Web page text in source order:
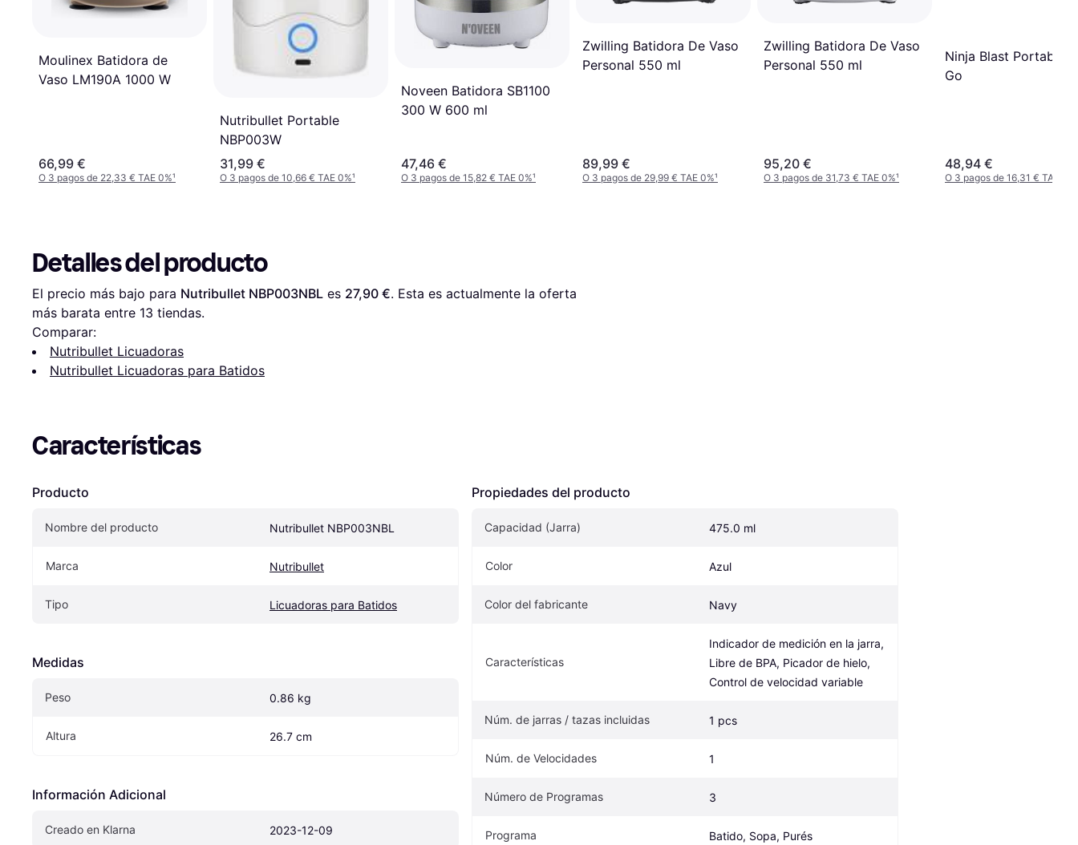
Moulinex Batidora de
Vaso LM190A 1000 W
66,99 €
O 3 pagos de 22,33 € TAE 0%¹
Nutribullet Portable
NBP003W
31,99 €
O 3 pagos de 10,66 € TAE 0%¹
Noveen Batidora SB1100
300 W 600 ml
47,46 €
O 3 pagos de 15,82 € TAE 0%¹
Zwilling Batidora De Vaso
Personal 550 ml
89,99 €
O 3 pagos de 29,99 € TAE 0%¹
Zwilling Batidora De Vaso
Personal 550 ml
95,20 €
O 3 pagos de 31,73 € TAE 0%¹
Ninja Blast Portable
Go
48,94 €
O 3 pagos de 16,31 € TAE 0%
Detalles del producto
El precio más bajo para Nutribullet NBP003NBL es 27,90 €. Esta es actualmente la oferta
más barata entre 13 tiendas.
Comparar:
Nutribullet Licuadoras
Nutribullet Licuadoras para Batidos
Características
Producto
Nombre del producto Nutribullet NBP003NBL
Marca Nutribullet
Tipo Licuadoras para Batidos
Medidas
Peso 0.86 kg
Altura 26.7 cm
Información Adicional
Creado en Klarna 2023-12-09
Propiedades del producto
Capacidad (Jarra) 475.0 ml
Color Azul
Color del fabricante Navy
Características
Indicador de medición en la jarra,
Libre de BPA, Picador de hielo,
Control de velocidad variable
Núm. de jarras / tazas incluidas 1 pcs
Núm. de Velocidades 1
Número de Programas 3
Programa Batido, Sopa, Purés